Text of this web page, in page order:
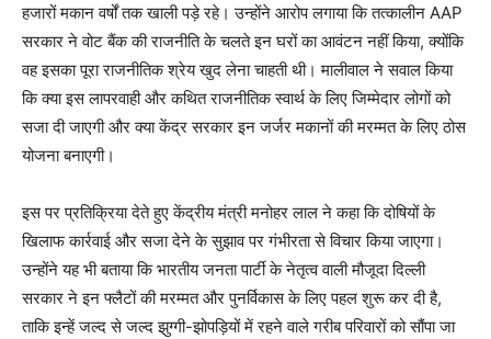
हजारों मकान वर्षों तक खाली पड़े रहे। उन्होंने आरोप लगाया कि तत्कालीन AAP
सरकार ने वोट बैंक की राजनीति के चलते इन घरों का आवंटन नहीं किया, क्योंकि
वह इसका पूरा राजनीतिक श्रेय खुद लेना चाहती थी। मालीवाल ने सवाल किया
कि क्या इस लापरवाही और कथित राजनीतिक स्वार्थ के लिए जिम्मेदार लोगों को
सजा दी जाएगी और क्या केंद्र सरकार इन जर्जर मकानों की मरम्मत के लिए ठोस
योजना बनाएगी।
इस पर प्रतिक्रिया देते हुए केंद्रीय मंत्री मनोहर लाल ने कहा कि दोषियों के
खिलाफ कार्रवाई और सजा देने के सुझाव पर गंभीरता से विचार किया जाएगा।
उन्होंने यह भी बताया कि भारतीय जनता पार्टी के नेतृत्व वाली मौजूदा दिल्ली
सरकार ने इन फ्लैटों की मरम्मत और पुनर्विकास के लिए पहल शुरू कर दी है,
ताकि इन्हें जल्द से जल्द झुग्गी-झोपड़ियों में रहने वाले गरीब परिवारों को सौंपा जा